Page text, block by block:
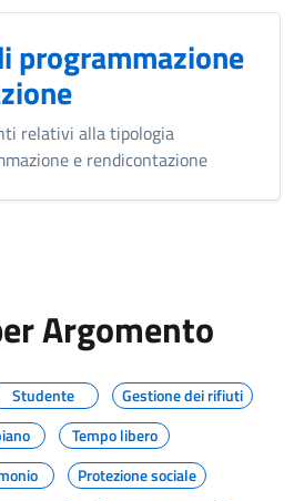
programmazione
relativi alla tipologia
e rendicontazione
Argomento
Studente
Gestione dei rifiuti
Tempo libero
Protezione sociale